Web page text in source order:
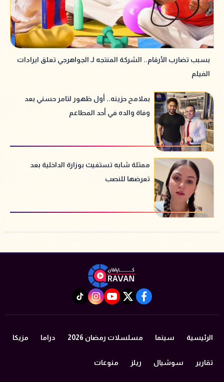
بسبب تضارب الأرقام.. الشركة المنتجه لـ الجواهرجي تعلق ايرادات
الفيلم
بملامح حزينه.. أول ظهور لتامر حسني بعد
وفاة والده في أحد المطاعم
ممثلة شابه تستغيث بوزارة الداخلية بعد
تعرضها للنصب
facebook
twitter
youtube
instagram
tiktok
الرئيسية سينما مسلسلات رمضان 2026 دراما مزيكا
تقارير سوشيال ريلز منوعات